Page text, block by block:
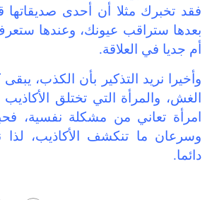
فقد تخبرك مثلا أن أحدى صديقاتها
بعدها ستراقب عيونك، وعندها
أم جديا في العلاقة.
وأخيرا نريد التذكير بأن الكذب،
الغش، والمرأة التي تختلق
امرأة تعاني من مشكلة نفسية،
وسرعان ما تنكشف الأكاذيب، لذا
دائما.